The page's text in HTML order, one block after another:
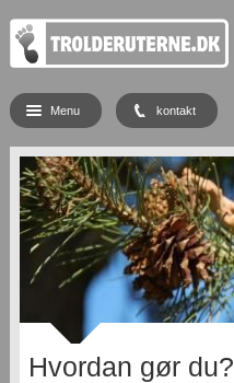
Hvordan gør du?
Menu kontakt